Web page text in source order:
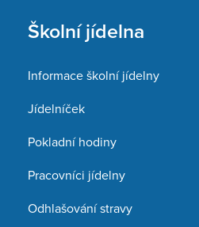
Školní jídelna
Informace školní jídelny
Jídelníček
Pokladní hodiny
Pracovníci jídelny
Odhlašování stravy